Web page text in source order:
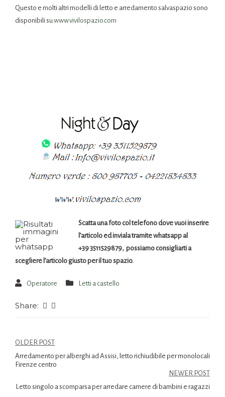
Questo e molti altri modelli di letto e arredamento salvaspazio sono
disponibili suwww.vivilospazio.com
Scatta una foto col telefono dove vuoi inserire
l’articolo ed inviala tramite whatsapp al
+39 3511529879, possiamo consigliarti a
scegliere l’articolo giusto per il tuo spazio.
Operatore Letti a castello
Share:
OLDER POST
Arredamento per alberghi ad Assisi, letto richiudibile per monolocali
Firenze centro
NEWER POST
Letto singolo a scomparsa per arredare camere di bambini e ragazzi